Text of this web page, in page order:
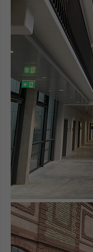
Show larger version for: